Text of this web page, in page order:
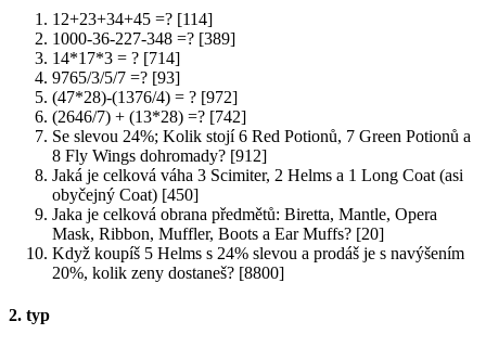
12+23+34+45 =? [114]
1000-36-227-348 =? [389]
14*17*3 = ? [714]
9765/3/5/7 =? [93]
(47*28)-(1376/4) = ? [972]
(2646/7) + (13*28) =? [742]
Se slevou 24%; Kolik stojí 6 Red Potionů, 7 Green Potionů a
8 Fly Wings dohromady? [912]
Jaká je celková váha 3 Scimiter, 2 Helms a 1 Long Coat (asi
obyčejný Coat) [450]
Jaka je celková obrana předmětů: Biretta, Mantle, Opera
Mask, Ribbon, Muffler, Boots a Ear Muffs? [20]
Když koupíš 5 Helms s 24% slevou a prodáš je s navýšením
20%, kolik zeny dostaneš? [8800]
2. typ